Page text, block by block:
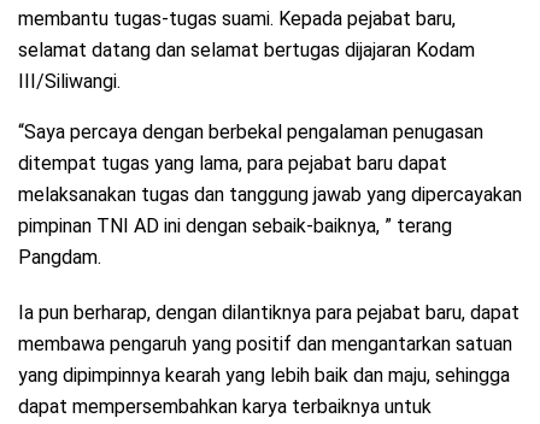
membantu tugas-tugas suami. Kepada pejabat baru,
selamat datang dan selamat bertugas dijajaran Kodam
III/Siliwangi.
“Saya percaya dengan berbekal pengalaman penugasan
ditempat tugas yang lama, para pejabat baru dapat
melaksanakan tugas dan tanggung jawab yang dipercayakan
pimpinan TNI AD ini dengan sebaik-baiknya, ” terang
Pangdam.
Ia pun berharap, dengan dilantiknya para pejabat baru, dapat
membawa pengaruh yang positif dan mengantarkan satuan
yang dipimpinnya kearah yang lebih baik dan maju, sehingga
dapat mempersembahkan karya terbaiknya untuk